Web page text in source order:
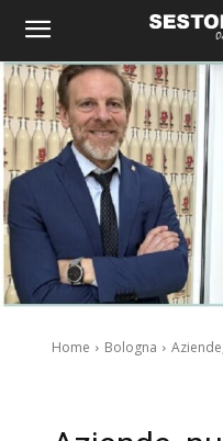
Home Bologna